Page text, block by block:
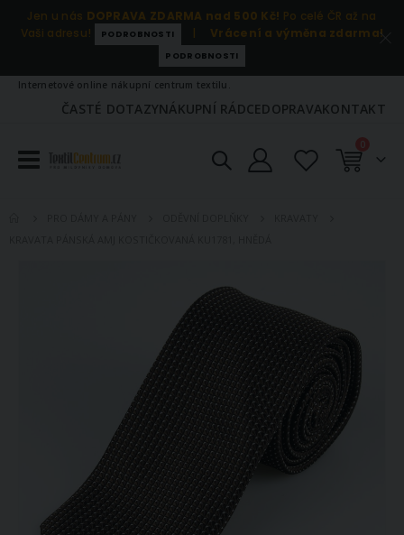
Jen u nás DOPRAVA ZDARMA nad 500 Kč! Po celé ČR až na
Vaši adresu!
PODROBNOSTI | Vrácení a výměna zdarma!
PODROBNOSTI
Internetové online nákupní centrum textilu.
ČASTÉ DOTAZYNÁKUPNÍ RÁDCEDOPRAVAKONTAKT
Košík
0položky